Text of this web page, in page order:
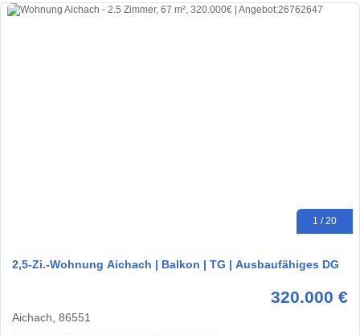
1 / 20
2,5-Zi.-Wohnung Aichach | Balkon | TG | Ausbaufähiges DG
320.000 €
Aichach, 86551